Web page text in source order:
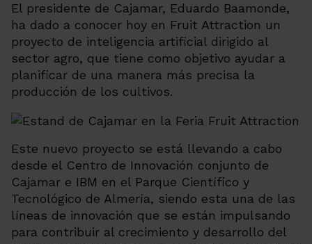
El presidente de Cajamar, Eduardo Baamonde,
ha dado a conocer hoy en Fruit Attraction un
proyecto de inteligencia artificial dirigido al
sector agro, que tiene como objetivo ayudar a
planificar de una manera más precisa la
producción de los cultivos.
Este nuevo proyecto se está llevando a cabo
desde el Centro de Innovación conjunto de
Cajamar e IBM en el Parque Científico y
Tecnológico de Almería, siendo esta una de las
líneas de innovación que se están impulsando
para contribuir al crecimiento y desarrollo del